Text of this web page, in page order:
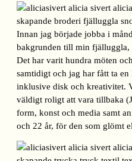
Innan jag började jobba i
bakgrunden till min fjälluggla,
Det har varit hundra möten
samtidigt och jag har fått ta
inklusive disk och kreativitet.
väldigt roligt att vara tillbaka
form, konst och media samt
och 22 år, för den som glömt